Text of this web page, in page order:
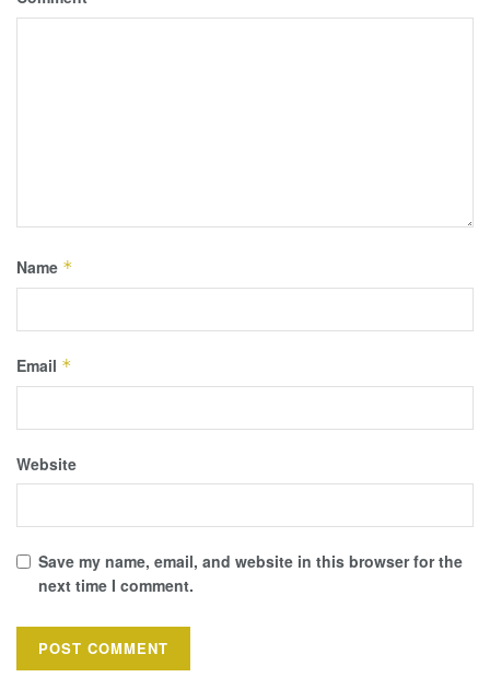
Name *
Email *
Website
Save my name, email, and website in this browser for the
next time I comment.